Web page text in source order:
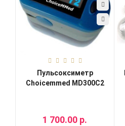
Пульсоксиметр
Choicemmed MD300C2
1 700.00 р.